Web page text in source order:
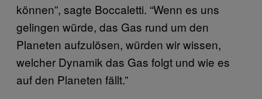
können”, sagte Boccaletti. “Wenn es uns
gelingen würde, das Gas rund um den
Planeten aufzulösen, würden wir wissen,
welcher Dynamik das Gas folgt und wie es
auf den Planeten fällt.”